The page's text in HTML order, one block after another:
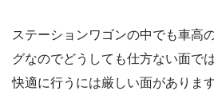
ステーションワゴンの中でも車高
グなのでどうしても仕方ない面で
快適に行うには厳しい面があります